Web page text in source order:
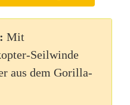
Mit
Seilwinde
aus dem Gorilla-